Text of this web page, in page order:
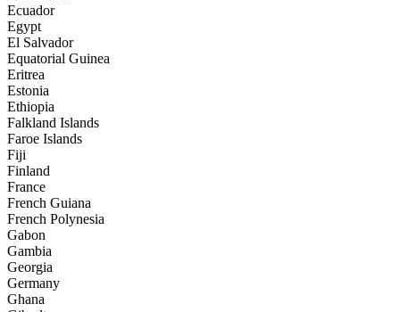
Ecuador
Egypt
El Salvador
Equatorial Guinea
Eritrea
Estonia
Ethiopia
Falkland Islands
Faroe Islands
Fiji
Finland
France
French Guiana
French Polynesia
Gabon
Gambia
Georgia
Germany
Ghana